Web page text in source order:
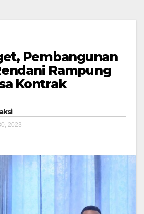
Pembangunan
Rampung
Kontrak
2023